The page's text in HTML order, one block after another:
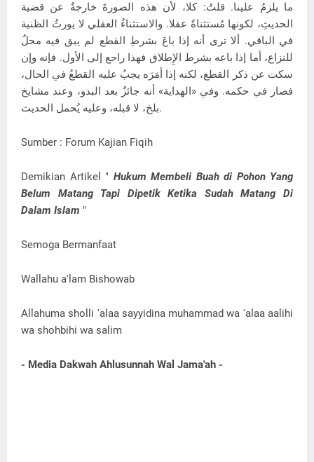
ما يلزمُ علينا. قلتُ: كلا، لأن هذه الصورةَ خارجةٌ عن قضية
الحديثِ، لكونها مُستثناةً عقلا. والاستثناءُ العقلي لا يورثُ الظنية
في الباقي. ألا ترى أنه إذا باعَ بشرطِ القطع لم يبق فيه محلٌ
للنزاع، أما إذا باعه بشرط الإِطلاق فهذا راجع إلى الأول. فإنه وإن
سكت عن ذكر القطع، لكنه إذا أمَرَه يجبُ عليه القطعُ في الحال،
فصار في حكمه. وفي «الهداية» أنه جائزٌ بعد البدو، وعند مشايخ
بلخ، لا قبله، وعليه يُحمل الحديث.
Sumber : Forum Kajian Fiqih
Demikian Artikel " Hukum Membeli Buah di Pohon Yang
Belum Matang Tapi Dipetik Ketika Sudah Matang Di
Dalam Islam "
Semoga Bermanfaat
Wallahu a'lam Bishowab
Allahuma sholli 'alaa sayyidina muhammad wa 'alaa aalihi
wa shohbihi wa salim
- Media Dakwah Ahlusunnah Wal Jama'ah -